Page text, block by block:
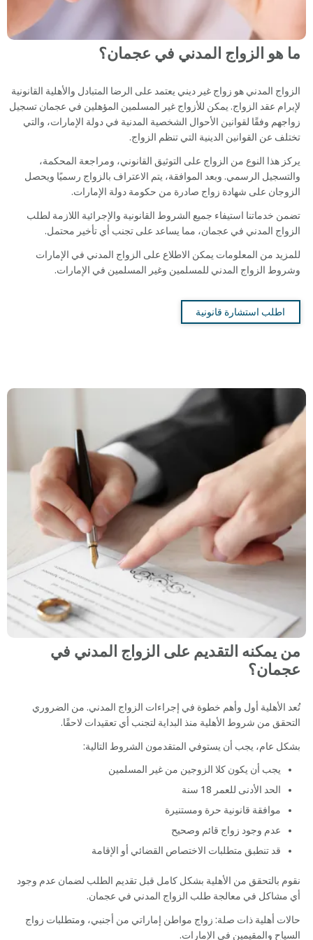
ما هو الزواج المدني في عجمان؟
الزواج المدني هو زواج غير ديني يعتمد على الرضا المتبادل والأهلية القانونية
لإبرام عقد الزواج. يمكن للأزواج غير المسلمين المؤهلين في عجمان تسجيل
زواجهم وفقًا لقوانين الأحوال الشخصية المدنية في دولة الإمارات، والتي
تختلف عن القوانين الدينية التي تنظم الزواج.
يركز هذا النوع من الزواج على التوثيق القانوني، ومراجعة المحكمة،
والتسجيل الرسمي. وبعد الموافقة، يتم الاعتراف بالزواج رسميًا ويحصل
الزوجان على شهادة زواج صادرة من حكومة دولة الإمارات.
تضمن خدماتنا استيفاء جميع الشروط القانونية والإجرائية اللازمة لطلب
الزواج المدني في عجمان، مما يساعد على تجنب أي تأخير محتمل.
للمزيد من المعلومات يمكن الاطلاع على الزواج المدني في الإمارات
وشروط الزواج المدني للمسلمين وغير المسلمين في الإمارات.
اطلب استشارة قانونية
من يمكنه التقديم على الزواج المدني في
عجمان؟
تُعد الأهلية أول وأهم خطوة في إجراءات الزواج المدني. من الضروري
التحقق من شروط الأهلية منذ البداية لتجنب أي تعقيدات لاحقًا.
بشكل عام، يجب أن يستوفي المتقدمون الشروط التالية:
يجب أن يكون كلا الزوجين من غير المسلمين
الحد الأدنى للعمر 18 سنة
موافقة قانونية حرة ومستنيرة
عدم وجود زواج قائم وصحيح
قد تنطبق متطلبات الاختصاص القضائي أو الإقامة
نقوم بالتحقق من الأهلية بشكل كامل قبل تقديم الطلب لضمان عدم وجود
أي مشاكل في معالجة طلب الزواج المدني في عجمان.
حالات أهلية ذات صلة: زواج مواطن إماراتي من أجنبي، ومتطلبات زواج
السياح والمقيمين في الإمارات.